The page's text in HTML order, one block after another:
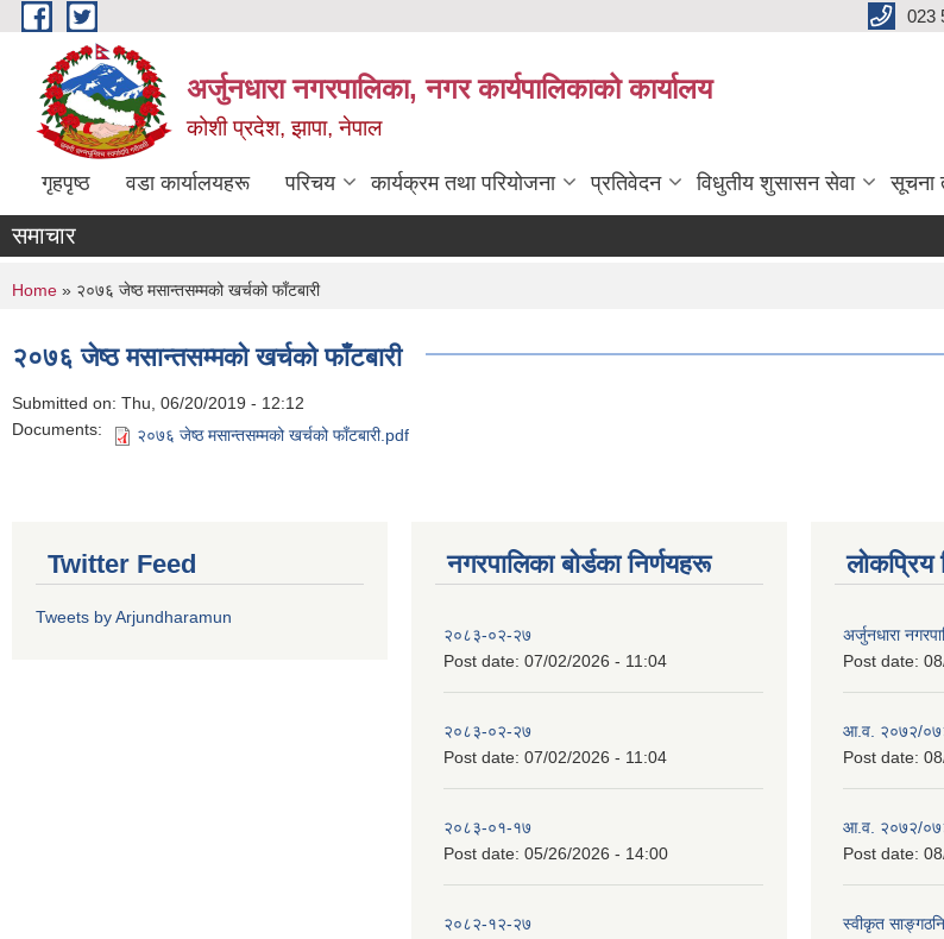
Skip to main content 023
अर्जुनधारा नगरपालिका, नगर कार्यपालिकाको कार्यालय
कोशी प्रदेश, झापा, नेपाल
गृहपृष्ठ वडा कार्यालयहरू परिचय कार्यक्रम तथा परियोजना प्रतिवेदन विधुतीय शुसासन सेवा सूचना
समाचार
You are here
Home » २०७६ जेष्ठ मसान्तसम्मको खर्चको फाँटबारी
२०७६ जेष्ठ मसान्तसम्मको खर्चको फाँटबारी
Submitted on: Thu, 06/20/2019 - 12:12
Documents:
२०७६ जेष्ठ मसान्तसम्मको खर्चको फाँटबारी.pdf
Twitter Feed
Tweets by Arjundharamun
नगरपालिका बाेर्डका निर्णयहरू
२०८३-०२-२७
Post date: 07/02/2026 - 11:04
२०८३-०२-२७
Post date: 07/02/2026 - 11:04
२०८३-०१-१७
Post date: 05/26/2026 - 14:00
२०८२-१२-२७
लोकप्रिय
अर्जुनधारा
Post date:
आ.व. २०७२/
Post date:
आ.व. २०७२/
Post date:
स्वीकृत